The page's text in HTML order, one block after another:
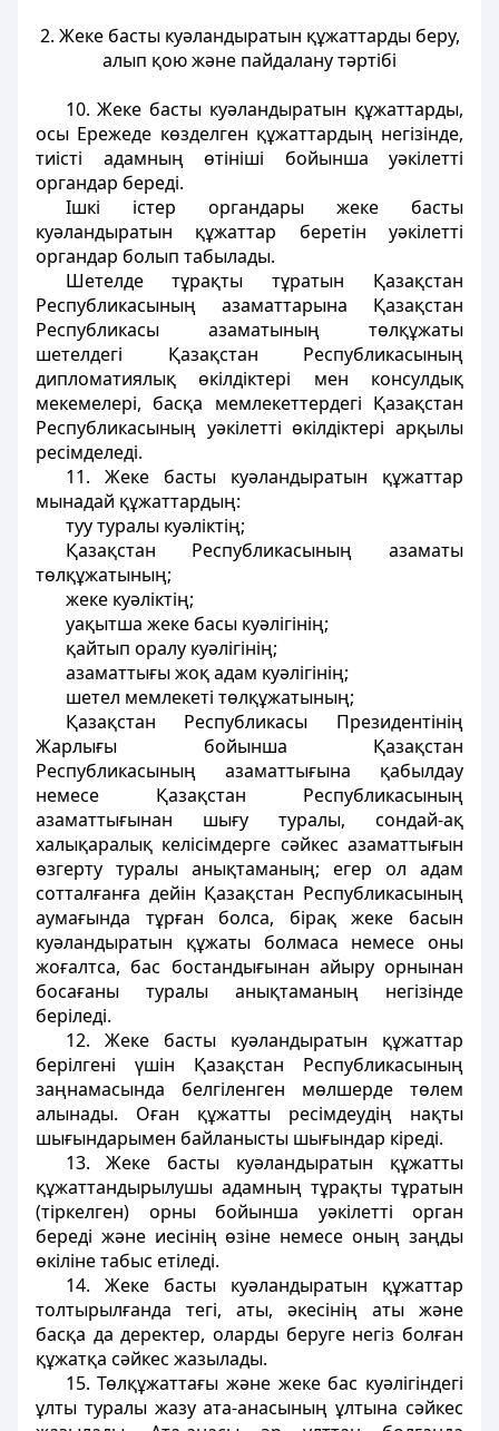
2. Жеке басты куәландыратын құжаттарды беру,
алып қою және пайдалану тәртібі
10. Жеке басты куәландыратын құжаттарды,
осы Ережеде көзделген құжаттардың негізінде,
тиісті адамның өтініші бойынша уәкілетті
органдар береді.
Ішкі істер органдары жеке басты
куәландыратын құжаттар беретін уәкілетті
органдар болып табылады.
Шетелде тұрақты тұратын Қазақстан
Республикасының азаматтарына Қазақстан
Республикасы азаматының төлқұжаты
шетелдегі Қазақстан Республикасының
дипломатиялық өкілдіктері мен консулдық
мекемелері, басқа мемлекеттердегі Қазақстан
Республикасының уәкілетті өкілдіктері арқылы
ресімделеді.
11. Жеке басты куәландыратын құжаттар
мынадай құжаттардың:
туу туралы куәліктің;
Қазақстан Республикасының азаматы
төлқұжатының;
жеке куәліктің;
уақытша жеке басы куәлігінің;
қайтып оралу куәлігінің;
азаматтығы жоқ адам куәлігінің;
шетел мемлекеті төлқұжатының;
Қазақстан Республикасы Президентінің
Жарлығы бойынша Қазақстан
Республикасының азаматтығына қабылдау
немесе Қазақстан Республикасының
азаматтығынан шығу туралы, сондай-ақ
халықаралық келісімдерге сәйкес азаматтығын
өзгерту туралы анықтаманың; егер ол адам
сотталғанға дейін Қазақстан Республикасының
аумағында тұрған болса, бірақ жеке басын
куәландыратын құжаты болмаса немесе оны
жоғалтса, бас бостандығынан айыру орнынан
босағаны туралы анықтаманың негізінде
беріледі.
12. Жеке басты куәландыратын құжаттар
берілгені үшін Қазақстан Республикасының
заңнамасында белгіленген мөлшерде төлем
алынады. Оған құжатты ресімдеудің нақты
шығындарымен байланысты шығындар кіреді.
13. Жеке басты куәландыратын құжатты
құжаттандырылушы адамның тұрақты тұратын
(тіркелген) орны бойынша уәкілетті орган
береді және иесінің өзіне немесе оның заңды
өкіліне табыс етіледі.
14. Жеке басты куәландыратын құжаттар
толтырылғанда тегі, аты, әкесінің аты және
басқа да деректер, оларды беруге негіз болған
құжатқа сәйкес жазылады.
15. Төлқұжаттағы және жеке бас куәлігіндегі
ұлты туралы жазу ата-анасының ұлтына сәйкес